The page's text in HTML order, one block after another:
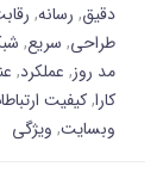
دقیق, رسانه,
طراحی, سریع,
مد روز, عملکرد,
کارا,کیفیت
وبسایت, ویژگی